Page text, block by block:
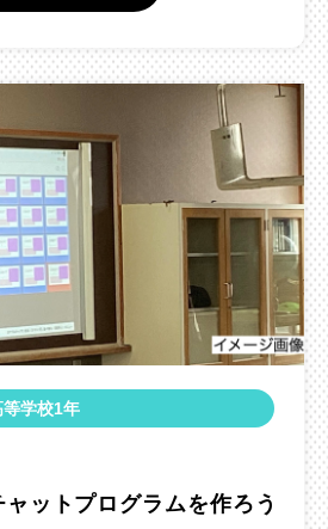
学校1年
ットプログラムを作ろう